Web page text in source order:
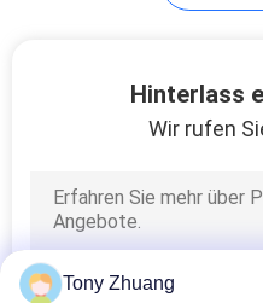
Spray-
Hinterlass
Wir rufen
Tony Zhuang